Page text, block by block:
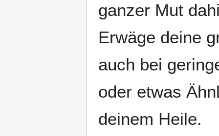
ganzer Mut
Erwäge deine
auch bei
oder etwas
deinem Heile.